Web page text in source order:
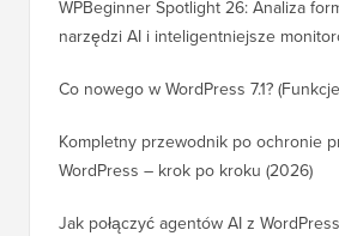
WPBeginner Spotlight 26: Analiza
narzędzi AI i inteligentniejsze
Co nowego w WordPress 7.1?
Kompletny przewodnik po ochronie
WordPress – krok po kroku (2026)
Jak połączyć agentów AI z